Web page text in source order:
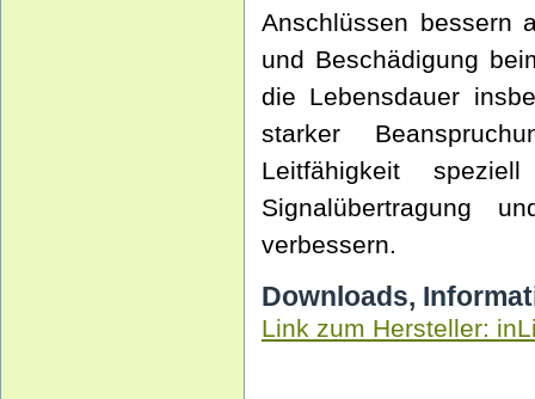
Anschlüssen bessern
und Beschädigung
die Lebensdauer
starker
Leitfähigkeit
Signalübertragung
verbessern.
Downloads,
Link zum Hersteller: